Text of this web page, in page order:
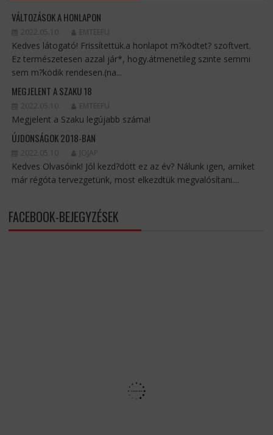
VÁLTOZÁSOK A HONLAPON
2022.05.10. EMTEEFU
Kedves látogató! Frissítettük.a honlapot m?ködtet? szoftvert.
Ez természetesen azzal jár*, hogy.átmenetileg szinte semmi
sem m?ködik rendesen.(na...
MEGJELENT A SZAKU 18
2022.05.10. EMTEEFU
Megjelent a Szaku legújabb száma!
ÚJDONSÁGOK 2018-BAN
2022.05.10. JOJAP
Kedves Olvasóink! Jól kezd?dött ez az év? Nálunk igen, amiket
már régóta tervezgetünk, most elkezdtük megvalósítani....
FACEBOOK-BEJEGYZÉSEK